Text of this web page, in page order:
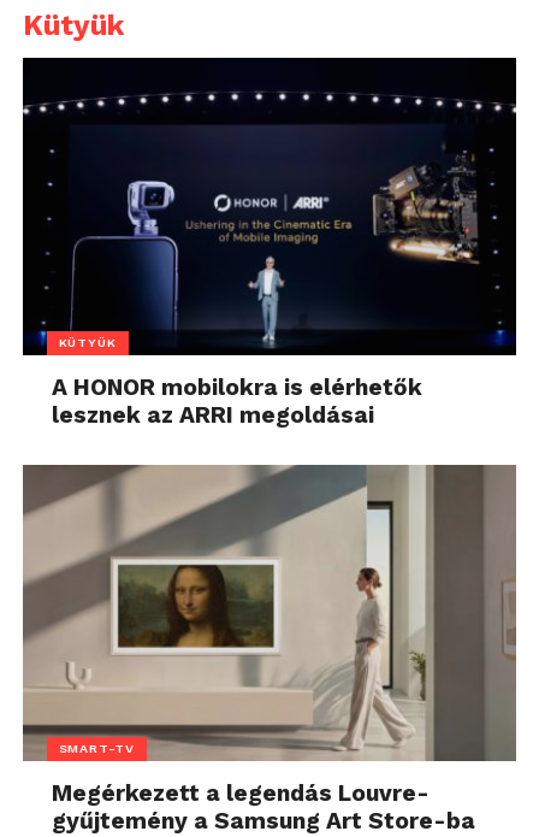
Kütyük
KÜTYÜK
A HONOR mobilokra is elérhetők
lesznek az ARRI megoldásai
SMART-TV
Megérkezett a legendás Louvre-
gyűjtemény a Samsung Art Store-ba